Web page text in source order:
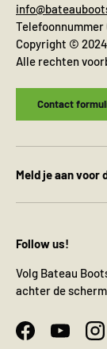
Telefoonnummer
Copyright ©
Alle rechten
Contact
Meld je aan voor
Follow us!
Volg Bateau
achter de
FacebookYouTube